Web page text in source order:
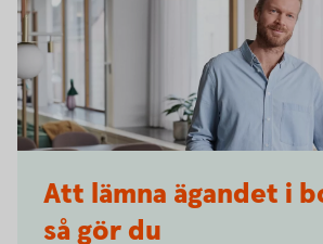
Att lämna ägandet i
så gör du